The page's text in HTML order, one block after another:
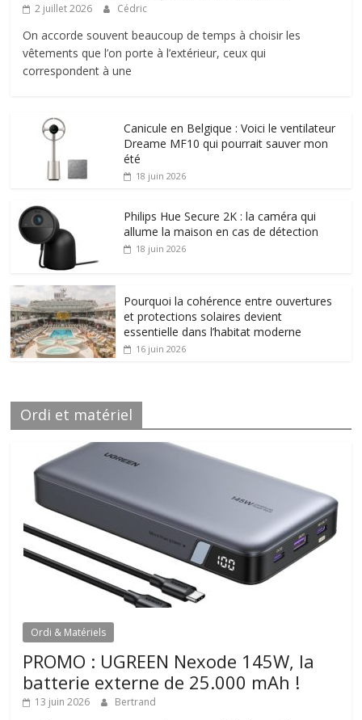
2 juillet 2026 Cédric
On accorde souvent beaucoup de temps à choisir les
vêtements que l’on porte à l’extérieur, ceux qui
correspondent à une
Canicule en Belgique : Voici le ventilateur
Dreame MF10 qui pourrait sauver mon
été
18 juin 2026
Philips Hue Secure 2K : la caméra qui
allume la maison en cas de détection
18 juin 2026
Pourquoi la cohérence entre ouvertures
et protections solaires devient
essentielle dans l’habitat moderne
16 juin 2026
Ordi et matériel
Ordi & Matériels
PROMO : UGREEN Nexode 145W, la
batterie externe de 25.000 mAh !
13 juin 2026 Bertrand